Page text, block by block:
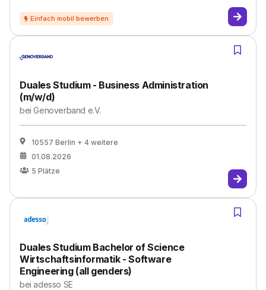
Duales Studium - Business Administration
(m/w/d)
beiGenoverband e.V.
10557 Berlin + 4 weitere
01.08.2026
5 Plätze
Duales Studium Bachelor of Science
Wirtschaftsinformatik - Software
Engineering (all genders)
beiadesso SE